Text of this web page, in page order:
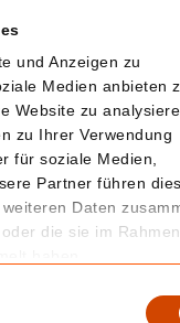
und Anzeigen zu
Medien anbieten
Website zu
zu Ihrer Verwendung
für soziale Medien,
Partner führen
Daten
die sie im Rahmen